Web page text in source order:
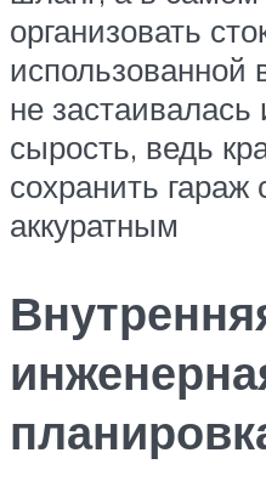
организовать
использованной
не
сырость, ведь
сохранить
аккуратным